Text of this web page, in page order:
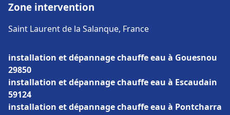
Zone intervention
Saint Laurent de la Salanque, France
installation et dépannage chauffe eau à Gouesnou
29850
installation et dépannage chauffe eau à Escaudain
59124
installation et dépannage chauffe eau à Pontcharra